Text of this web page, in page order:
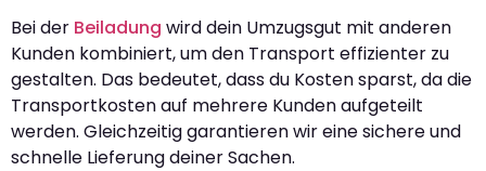
Bei der Beiladung wird dein Umzugsgut mit anderen
Kunden kombiniert, um den Transport effizienter zu
gestalten. Das bedeutet, dass du Kosten sparst, da die
Transportkosten auf mehrere Kunden aufgeteilt
werden. Gleichzeitig garantieren wir eine sichere und
schnelle Lieferung deiner Sachen.